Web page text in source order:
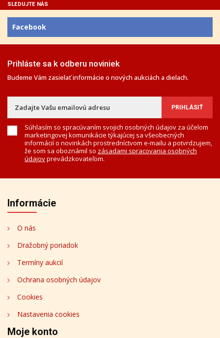
SLEDUJTE NÁS
Facebook
Prihláste sa k odberu noviniek
Budeme Vám zasielať informácie o nových aukciách a dielach.
Súhlasím so spracúvaním svojich osobných údajov za účelom
marketingovej komunikácie týkajúcej sa všeobecných
informácií o novinkách prostredníctvom e-mailu a potvrdzujem,
že som sa oboznámil so zásadami spracovania osobných
údajovprevádzkovateľom.
Informácie
O nás
Dražobný poriadok
Termíny aukcií
Ochrana osobných údajov
Cookies
Nastavenia cookies
Moje konto